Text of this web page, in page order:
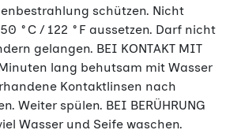
schützen. Nicht
°C / 122 °F aussetzen. Darf nicht
gelangen. BEI KONTAKT MIT
Minuten lang behutsam mit Wasser
Kontaktlinsen nach
Weiter spülen. BEI BERÜHRUNG
Wasser und Seife waschen.